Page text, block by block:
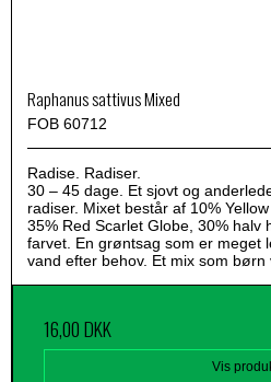
Raphanus sattivus Mixed
FOB 60712
Radise. Radiser.
30 – 45 dage. Et sjovt og
radiser. Mixet består af 10%
35% Red Scarlet Globe, 30% halv
farvet. En grøntsag som er meget
vand efter behov. Et mix som børn
16,00 DKK
Vis